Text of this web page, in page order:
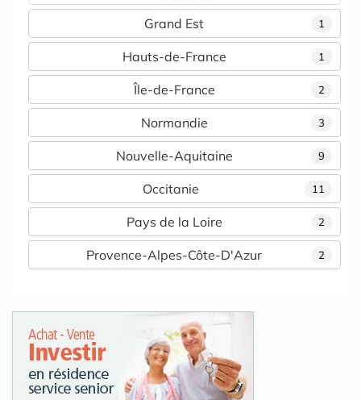
1
Grand Est
1
Hauts-de-France
2
Île-de-France
3
Normandie
9
Nouvelle-Aquitaine
11
Occitanie
2
Pays de la Loire
2
Provence-Alpes-Côte-D'Azur